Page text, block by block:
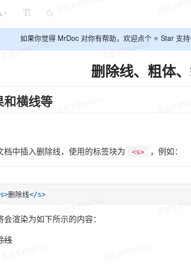
+
如果你觉得 MrDoc 对你有帮助，欢迎点个 ⭐ Star 支
删除线、粗体
和横线等
档中插入删除线，使用的标签块为 <s> ，例如：
删除线</s>
会渲染为如下所示的内容：
线